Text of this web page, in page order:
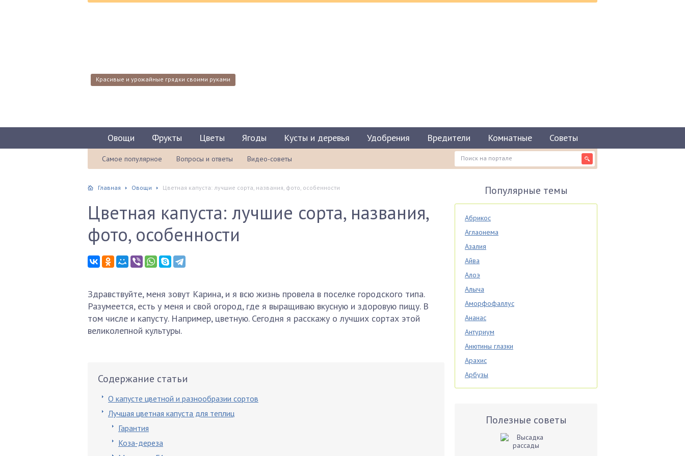
Красивые и урожайные грядки своими руками
Овощи Фрукты Цветы Ягоды Кусты и деревья Удобрения Вредители Комнатные Советы
Самое популярное Вопросы и ответы Видео-советы
Главная Овощи Цветная капуста: лучшие сорта, названия, фото, особенности
Цветная капуста: лучшие сорта, названия,
фото, особенности
Здравствуйте, меня зовут Карина, и я всю жизнь провела в поселке городского типа.
Разумеется, есть у меня и свой огород, где я выращиваю вкусную и здоровую пищу. В
том числе и капусту. Например, цветную. Сегодня я расскажу о лучших сортах этой
великолепной культуры.
Содержание статьи
О капусте цветной и разнообразии сортов
Лучшая цветная капуста для теплиц
Гарантия
Коза-дереза
Популярные темы
Абрикос
Аглаонема
Азалия
Айва
Алоэ
Алыча
Аморфофаллус
Ананас
Антуриум
Анютины глазки
Арахис
Арбузы
Аспарагус
БазиликПолезные советы